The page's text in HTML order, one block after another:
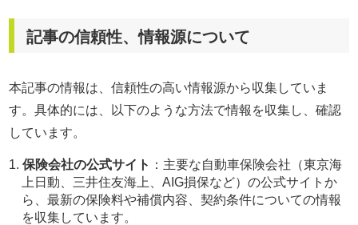
記事の信頼性、情報源について
本記事の情報は、信頼性の高い情報源から収集していま
す。具体的には、以下のような方法で情報を収集し、確認
しています。
保険会社の公式サイト ：主要な自動車保険会社（東京海
上日動、三井住友海上、AIG損保など）の公式サイトか
ら、最新の保険料や補償内容、契約条件についての情報
を収集しています。